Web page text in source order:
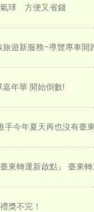
氣球 方便又省錢
遊新服務~導覽專車開
年華 開始倒數!
手今年夏天再也沒有臺
東轉運新啟點』 臺東轉
獎不完！